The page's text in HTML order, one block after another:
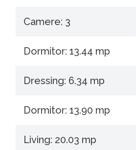
Camere: 3
Dormitor: 13.44 mp
Dressing: 6.34 mp
Dormitor: 13.90 mp
Living: 20.03 mp